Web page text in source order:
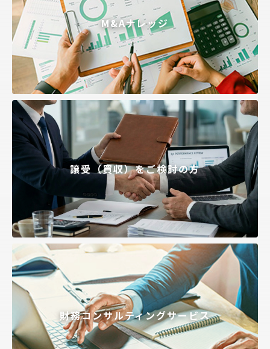
M&Aナレッジ
譲受（買収）をご検討の方
財務コンサルティングサービス